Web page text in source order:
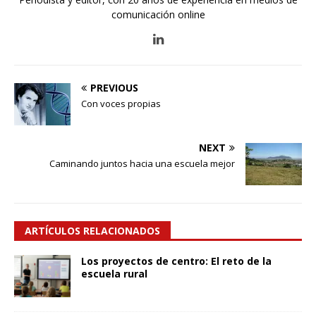
comunicación online
PREVIOUS
Con voces propias
NEXT
Caminando juntos hacia una escuela mejor
ARTÍCULOS RELACIONADOS
Los proyectos de centro: El reto de la
escuela rural